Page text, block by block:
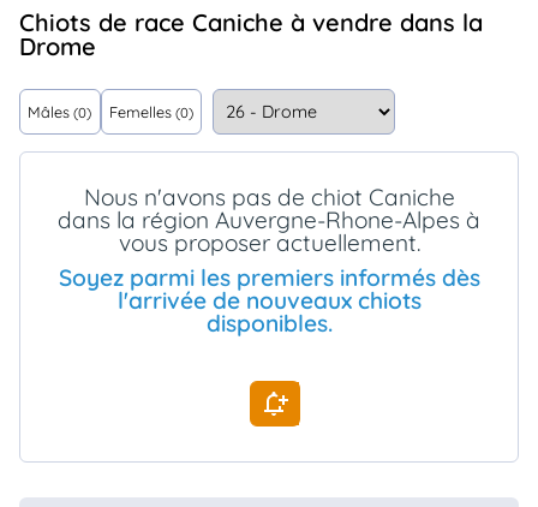
Services
..
Assurances
Connexion
Chiots de race Caniche à vendre dans la
Drome
Mâles (0) Femelles (0)
Nous n'avons pas de chiot Caniche
dans la région Auvergne-Rhone-Alpes à
vous proposer actuellement.
Soyez parmi les premiers informés dès
l'arrivée de nouveaux chiots
disponibles.